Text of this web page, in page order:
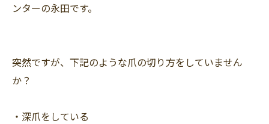
ンターの永田です。
突然ですが、下記のような爪の切り方をしていません
か？
・深爪をしている